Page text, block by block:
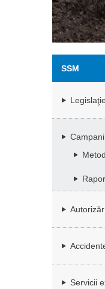
SSM
Legislaţie
Servicii